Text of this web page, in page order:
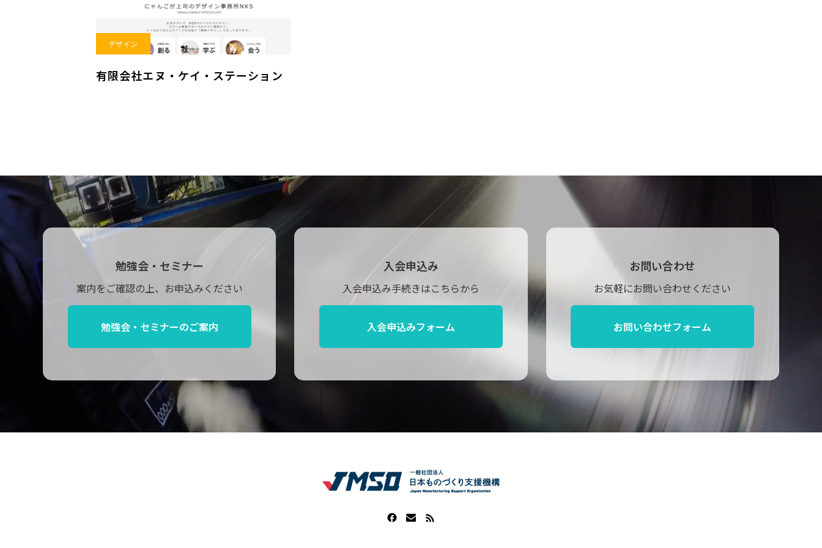
デザイン
有限会社エヌ・ケイ・ステーション
勉強会・セミナー
案内をご確認の上、お申込みください
勉強会・セミナーのご案内
入会申込み
入会申込み手続きはこちらから
入会申込みフォーム
お問い合わせ
お気軽にお問い合わせください
お問い合わせフォーム